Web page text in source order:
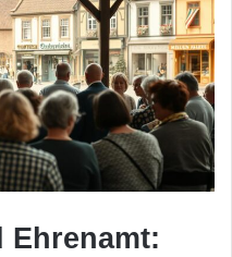
Ehrenamt: